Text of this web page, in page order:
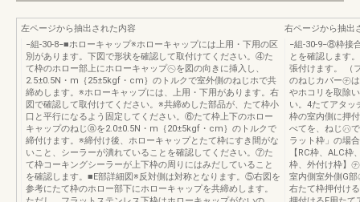
左ページから抽出された内容
−組-30-8−■ホローキャップ※ホローキャップには上用・下用の区
別があります。下図で形状を確認して取付けてください。④た
て枠のホロー部上にホローキャップ㋬を図の向きに挿入し、
2.5±0.5N・m｛25±5kgf・cm｝のトルクで室外側のねじホで共
締めします。※ホローキャップには、上用・下用があります。右
図で確認して取付けてください。※共締めした部品が、たて枠小
口と平行になるよう固定してください。⑥たて枠上下のホロー
キャップのねじⓐを2.0±0.5N・m｛20±5kgf・cm｝のトルクで
締付けます。※締付け後、ホローキャップとたて枠にすき間がな
いこと、シーラーが潰れていることを確認してください。⑦た
て枠コーキングシーラーが上下枠の周りにはみだしていること
を確認します。■E部詳細図※反対側は対称となります。⑤右図を
参考にたて枠のホロー部下にホローキャップを共締めします。
右ページから抽出
−組-30-9−⑧枠接
とを確認します
張付けます。 （
のねじカバー㋠
やホコリを取除
い。4たてアタ
枠の室内側に押
べてを、ねじ㋩
ラット枠」の場
【RC枠、ALC
枠、外付け枠】
室内側室外側G
右たて枠押付け